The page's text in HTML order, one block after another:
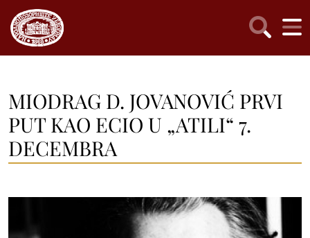
MIODRAG D. JOVANOVIĆ PRVI
PUT KAO ECIO U „ATILI“ 7.
DECEMBRA